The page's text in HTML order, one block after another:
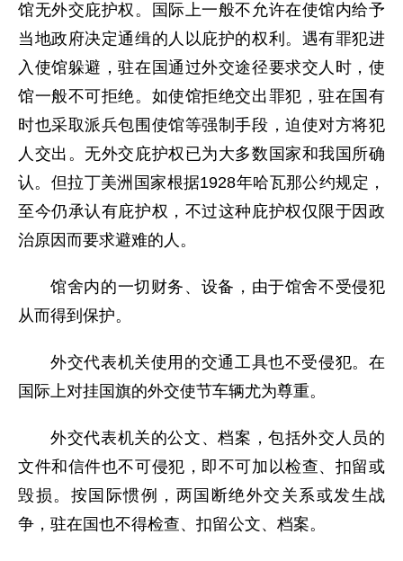
馆无外交庇护权。国际上一般不允许在使馆内给予
当地政府决定通缉的人以庇护的权利。遇有罪犯进
入使馆躲避，驻在国通过外交途径要求交人时，使
馆一般不可拒绝。如使馆拒绝交出罪犯，驻在国有
时也采取派兵包围使馆等强制手段，迫使对方将犯
人交出。无外交庇护权已为大多数国家和我国所确
认。但拉丁美洲国家根据1928年哈瓦那公约规定，
至今仍承认有庇护权，不过这种庇护权仅限于因政
治原因而要求避难的人。
馆舍内的一切财务、设备，由于馆舍不受侵犯
从而得到保护。
外交代表机关使用的交通工具也不受侵犯。在
国际上对挂国旗的外交使节车辆尤为尊重。
外交代表机关的公文、档案，包括外交人员的
文件和信件也不可侵犯，即不可加以检查、扣留或
毁损。按国际惯例，两国断绝外交关系或发生战
争，驻在国也不得检查、扣留公文、档案。